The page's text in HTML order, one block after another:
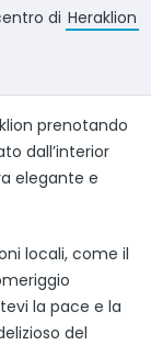
di Heraklion
prenotando
dall’interior
elegante e
locali, come il
la pace e la
del